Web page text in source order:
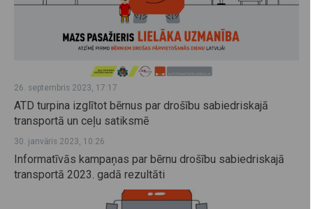
26. septembris 2023, 17:17
ATD turpina izglītot bērnus par drošību sabiedriskajā
transportā un ceļu satiksmē
30. janvāris 2023, 10:26
Informatīvās kampaņas par bērnu drošību sabiedriskajā
transportā 2023. gadā rezultāti